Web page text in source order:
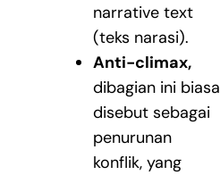
narrative text
(teks narasi).
Anti-climax,
dibagian ini biasa
disebut sebagai
penurunan
konflik, yang